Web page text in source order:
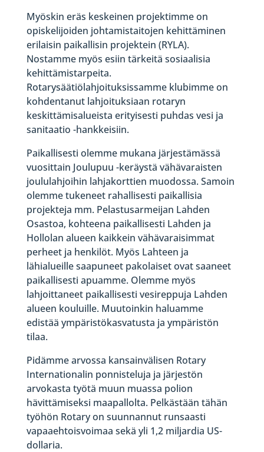
Myöskin eräs keskeinen projektimme on
opiskelijoiden johtamistaitojen kehittäminen
erilaisin paikallisin projektein (RYLA).
Nostamme myös esiin tärkeitä sosiaalisia
kehittämistarpeita.
Rotarysäätiölahjoituksissamme klubimme on
kohdentanut lahjoituksiaan rotaryn
keskittämisalueista erityisesti puhdas vesi ja
sanitaatio -hankkeisiin.
Paikallisesti olemme mukana järjestämässä
vuosittain Joulupuu -keräystä vähävaraisten
joululahjoihin lahjakorttien muodossa. Samoin
olemme tukeneet rahallisesti paikallisia
projekteja mm. Pelastusarmeijan Lahden
Osastoa, kohteena paikallisesti Lahden ja
Hollolan alueen kaikkein vähävaraisimmat
perheet ja henkilöt. Myös Lahteen ja
lähialueille saapuneet pakolaiset ovat saaneet
paikallisesti apuamme. Olemme myös
lahjoittaneet paikallisesti vesireppuja Lahden
alueen kouluille. Muutoinkin haluamme
edistää ympäristökasvatusta ja ympäristön
tilaa.
Pidämme arvossa kansainvälisen Rotary
Internationalin ponnisteluja ja järjestön
arvokasta työtä muun muassa polion
hävittämiseksi maapallolta. Pelkästään tähän
työhön Rotary on suunnannut runsaasti
vapaaehtoisvoimaa sekä yli 1,2 miljardia US-
dollaria.